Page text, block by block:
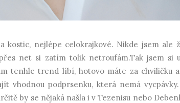
kostic, nejlépe celokrajkové. Nikde jsem ale
net si zatím tolik netroufám.Tak jsem si
tenhle trend líbí, hotovo máte za chviličku
vhodnou podprsenku, která nemá
by se nějaká našla i v Tezenisu nebo